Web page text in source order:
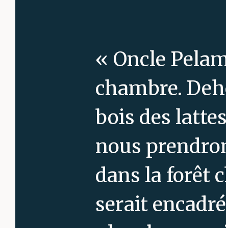
« Oncle
chambre.
bois des
nous
dans la forêt
serait